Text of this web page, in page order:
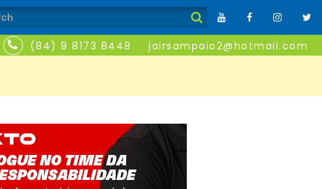
(84) 9 8173 8448 jairsampaio2@hotmail.com